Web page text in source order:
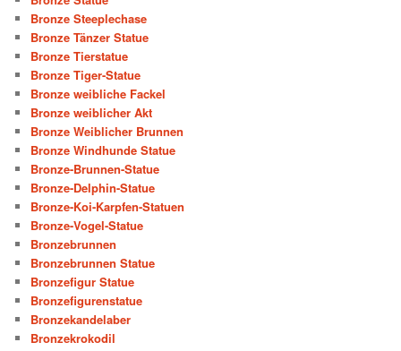
Bronze Steeplechase
Bronze Tänzer Statue
Bronze Tierstatue
Bronze Tiger-Statue
Bronze weibliche Fackel
Bronze weiblicher Akt
Bronze Weiblicher Brunnen
Bronze Windhunde Statue
Bronze-Brunnen-Statue
Bronze-Delphin-Statue
Bronze-Koi-Karpfen-Statuen
Bronze-Vogel-Statue
Bronzebrunnen
Bronzebrunnen Statue
Bronzefigur Statue
Bronzefigurenstatue
Bronzekandelaber
Bronzekrokodil